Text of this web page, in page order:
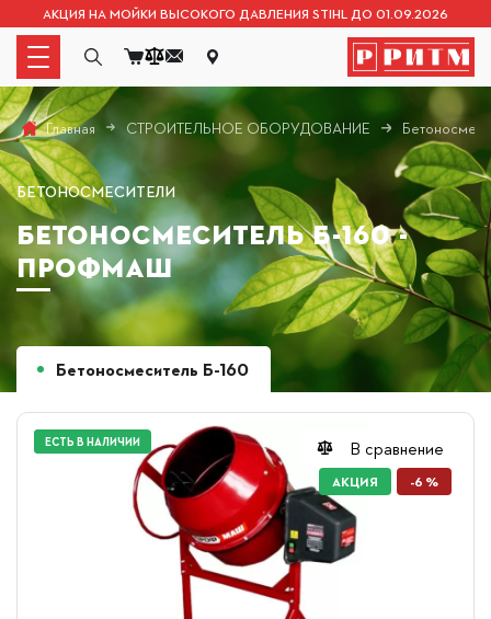
АКЦИЯ НА МОЙКИ ВЫСОКОГО ДАВЛЕНИЯ STIHL ДО 01.09.2026
Главная СТРОИТЕЛЬНОЕ ОБОРУДОВАНИЕ
БЕТОНОСМЕСИТЕЛИ
БЕТОНОСМЕСИТЕЛЬ Б-160 -
ПРОФМАШ
Бетоносмеситель Б-160
СУПЕРЦЕНА
АКЦИЯ -6 %
В сравнение
ЕСТЬ В НАЛИЧИИ